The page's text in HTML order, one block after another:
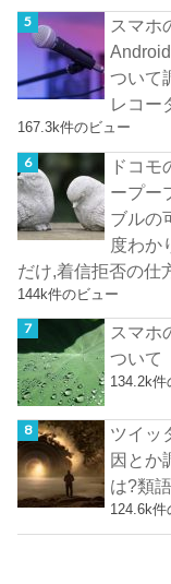
スマホ
ついて
レコー
167.3k件のビュー
ドコモ
ープー
ブルの
度わか
だけ,着信拒否の仕
144k件のビュー
スマホ
ついて
134.2k件
ツイッ
因とか
は?類
124.6k件